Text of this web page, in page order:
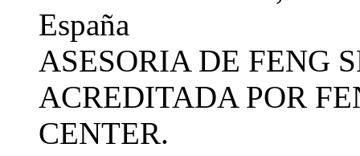
España
ASESORIA DE FENG
ACREDITADA POR
CENTER.